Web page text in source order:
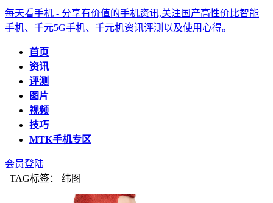
每天看手机 - 分享有价值的手机资讯,关注国产高性价比智能
手机、千元5G手机、千元机资讯评测以及使用心得。
首页
资讯
评测
图片
视频
技巧
MTK手机专区
会员登陆
TAG标签： 纬图